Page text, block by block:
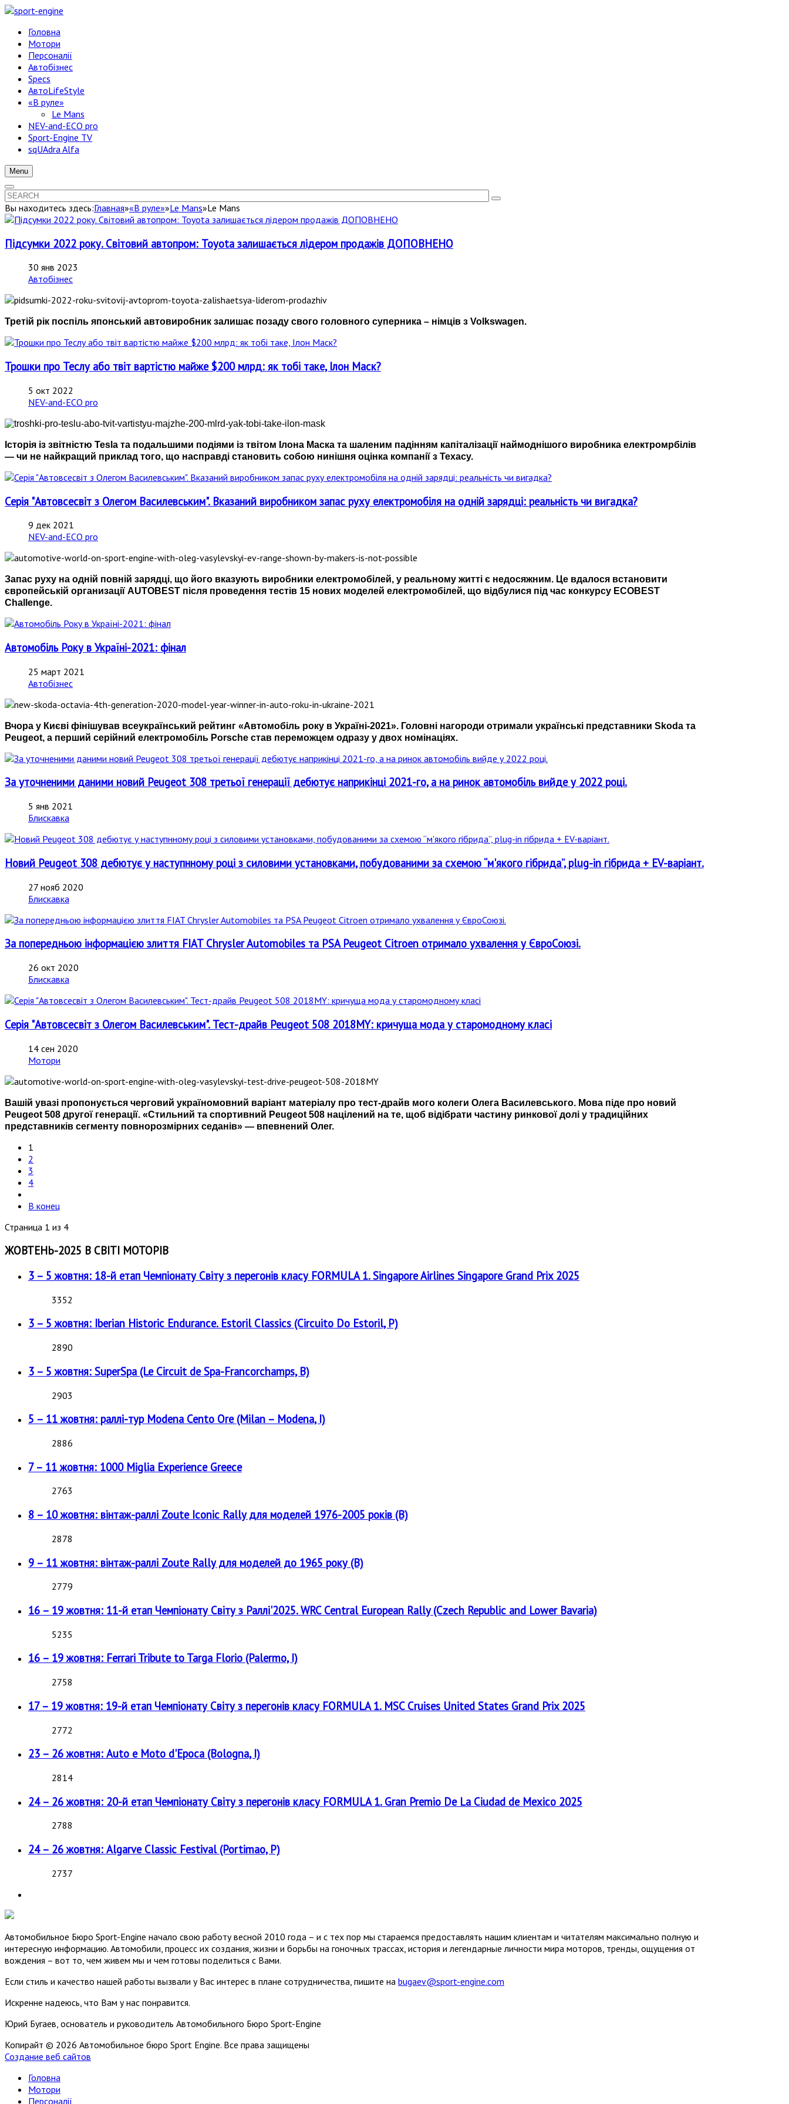
Головна
Мотори
Персоналії
Автобізнес
Specs
АвтоLifeStyle
«В руле»
Le Mans
NEV-and-ECO pro
Sport-Engine TV
sqUAdra Alfa
Menu
Вы находитесь здесь:Главная»«В руле»»Le Mans»Le Mans
Підсумки 2022 року. Світовий автопром: Toyota залишається лідером продажів ДОПОВНЕНО
30 янв 2023
Автобізнес
Третій рік поспіль японський автовиробник залишає позаду свого головного суперника – німців з Volkswagen.
Трошки про Теслу або твіт вартістю майже $200 млрд: як тобі таке, Ілон Маск?
5 окт 2022
NEV-and-ECO pro
Історія із звітністю Tesla та подальшими подіями із твітом Ілона Маска та шаленим падінням капіталізації наймоднішого виробника електромрбілів
— чи не найкращий приклад того, що насправді становить собою нинішня оцінка компанії з Техасу.
Серія "Автовсесвіт з Олегом Василевським". Вказаний виробником запас руху електромобіля на одній зарядці: реальність чи вигадка?
9 дек 2021
NEV-and-ECO pro
Запас руху на одній повній зарядці, що його вказують виробники електромобілей, у реальному житті є недосяжним. Це вдалося встановити
європейській организації AUTOBEST після проведення тестів 15 нових моделей електромобілей, що відбулися під час конкурсу ECOBEST
Challenge.
Автомобіль Року в Україні-2021: фінал
25 март 2021
Автобізнес
Вчора у Києві фінішував всеукраїнський рейтинг «Автомобіль року в Україні-2021». Головні нагороди отримали українські представники Skoda та
Peugeot, а перший серійний електромобіль Porsche став переможцем одразу у двох номінаціях.
За уточненими даними новий Peugeot 308 третьої генерації дебютує наприкінці 2021-го, а на ринок автомобіль вийде у 2022 році.
5 янв 2021
Блискавка
Новий Peugeot 308 дебютує у наступнному році з силовими установками, побудованими за схемою “м'якого гібрида”, plug-in гібрида + EV-варіант.
27 нояб 2020
Блискавка
За попередньою інформацією злиття FIAT Chrysler Automobiles та PSA Peugeot Citroen отримало ухвалення у ЄвроСоюзі.
26 окт 2020
Блискавка
Серія "Автовсесвіт з Олегом Василевським". Тест-драйв Peugeot 508 2018MY: кричуща мода у старомодному класі
14 сен 2020
Мотори
Вашій увазі пропонується черговий україномовний варіант матеріалу про тест-драйв мого колеги Олега Василевського. Мова піде про новий
Peugeot 508 другої генерації. «Стильний та спортивний Peugeot 508 націлений на те, щоб відібрати частину ринкової долі у традиційних
представників сегменту повнорозмірних седанів» — впевнений Олег.
1
2
3
4
В конец
Страница 1 из 4
ЖОВТЕНЬ-2025 В СВІТІ МОТОРІВ
3 – 5 жовтня: 18-й етап Чемпіонату Світу з перегонів класу FORMULA 1. Singapore Airlines Singapore Grand Prix 2025
3352
3 – 5 жовтня: Iberian Historic Endurance. Estoril Classics (Circuito Do Estoril, P)
2890
3 – 5 жовтня: SuperSpa (Le Circuit de Spa-Francorchamps, B)
2903
5 – 11 жовтня: раллі-тур Modena Cento Ore (Milan – Modena, I)
2886
7 – 11 жовтня: 1000 Miglia Experience Greece
2763
8 – 10 жовтня: вінтаж-раллі Zoute Iconic Rally для моделей 1976-2005 років (B)
2878
9 – 11 жовтня: вінтаж-раллі Zoute Rally для моделей до 1965 року (B)
2779
16 – 19 жовтня: 11-й етап Чемпіонату Світу з Раллі'2025. WRC Central European Rally (Czech Republic and Lower Bavaria)
5235
16 – 19 жовтня: Ferrari Tribute to Targa Florio (Palermo, I)
2758
17 – 19 жовтня: 19-й етап Чемпіонату Світу з перегонів класу FORMULA 1. MSC Cruises United States Grand Prix 2025
2772
23 – 26 жовтня: Auto e Moto d'Epoca (Bologna, I)
2814
24 – 26 жовтня: 20-й етап Чемпіонату Світу з перегонів класу FORMULA 1. Gran Premio De La Ciudad de Mexico 2025
2788
24 – 26 жовтня: Algarve Classic Festival (Portimao, P)
2737
Автомобильное Бюро Sport-Engine начало свою работу весной 2010 года – и с тех пор мы стараемся предоставлять нашим клиентам и читателям максимально полную и
интересную информацию. Автомобили, процесс их создания, жизни и борьбы на гоночных трассах, история и легендарные личности мира моторов, тренды, ощущения от
вождения – вот то, чем живем мы и чем готовы поделиться с Вами.
Если стиль и качество нашей работы вызвали у Вас интерес в плане сотрудничества, пишите на bugaev@sport-engine.com
Искренне надеюсь, что Вам у нас понравится.
Юрий Бугаев, основатель и руководитель Автомобильного Бюро Sport-Engine
Копирайт © 2026 Автомобильное бюро Sport Engine. Все права защищены
Создание веб сайтов
Головна
Мотори
Персоналії